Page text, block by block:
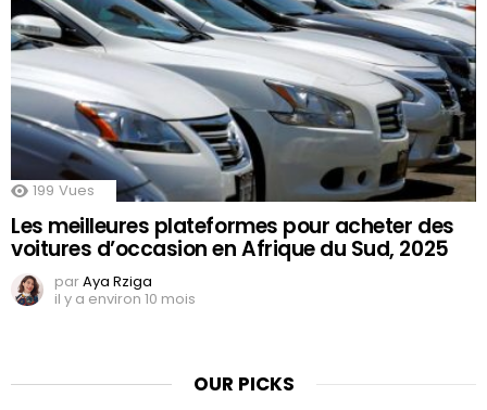
199 Vues
Les meilleures plateformes pour acheter des
voitures d’occasion en Afrique du Sud, 2025
parAya Rziga
il y a environ 10 mois
OUR PICKS